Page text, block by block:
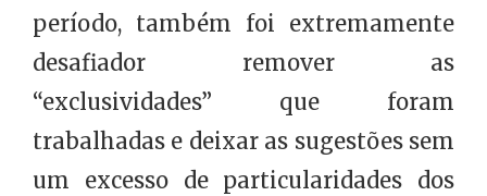
período, também foi extremamente
desafiador remover as
“exclusividades” que foram
trabalhadas e deixar as sugestões sem
um excesso de particularidades dos